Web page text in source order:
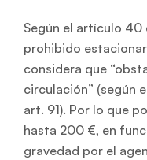
Según el artículo 40
prohibido
considera que
circulación” (según
art. 91). Por lo que
hasta 200 €, en
gravedad por el